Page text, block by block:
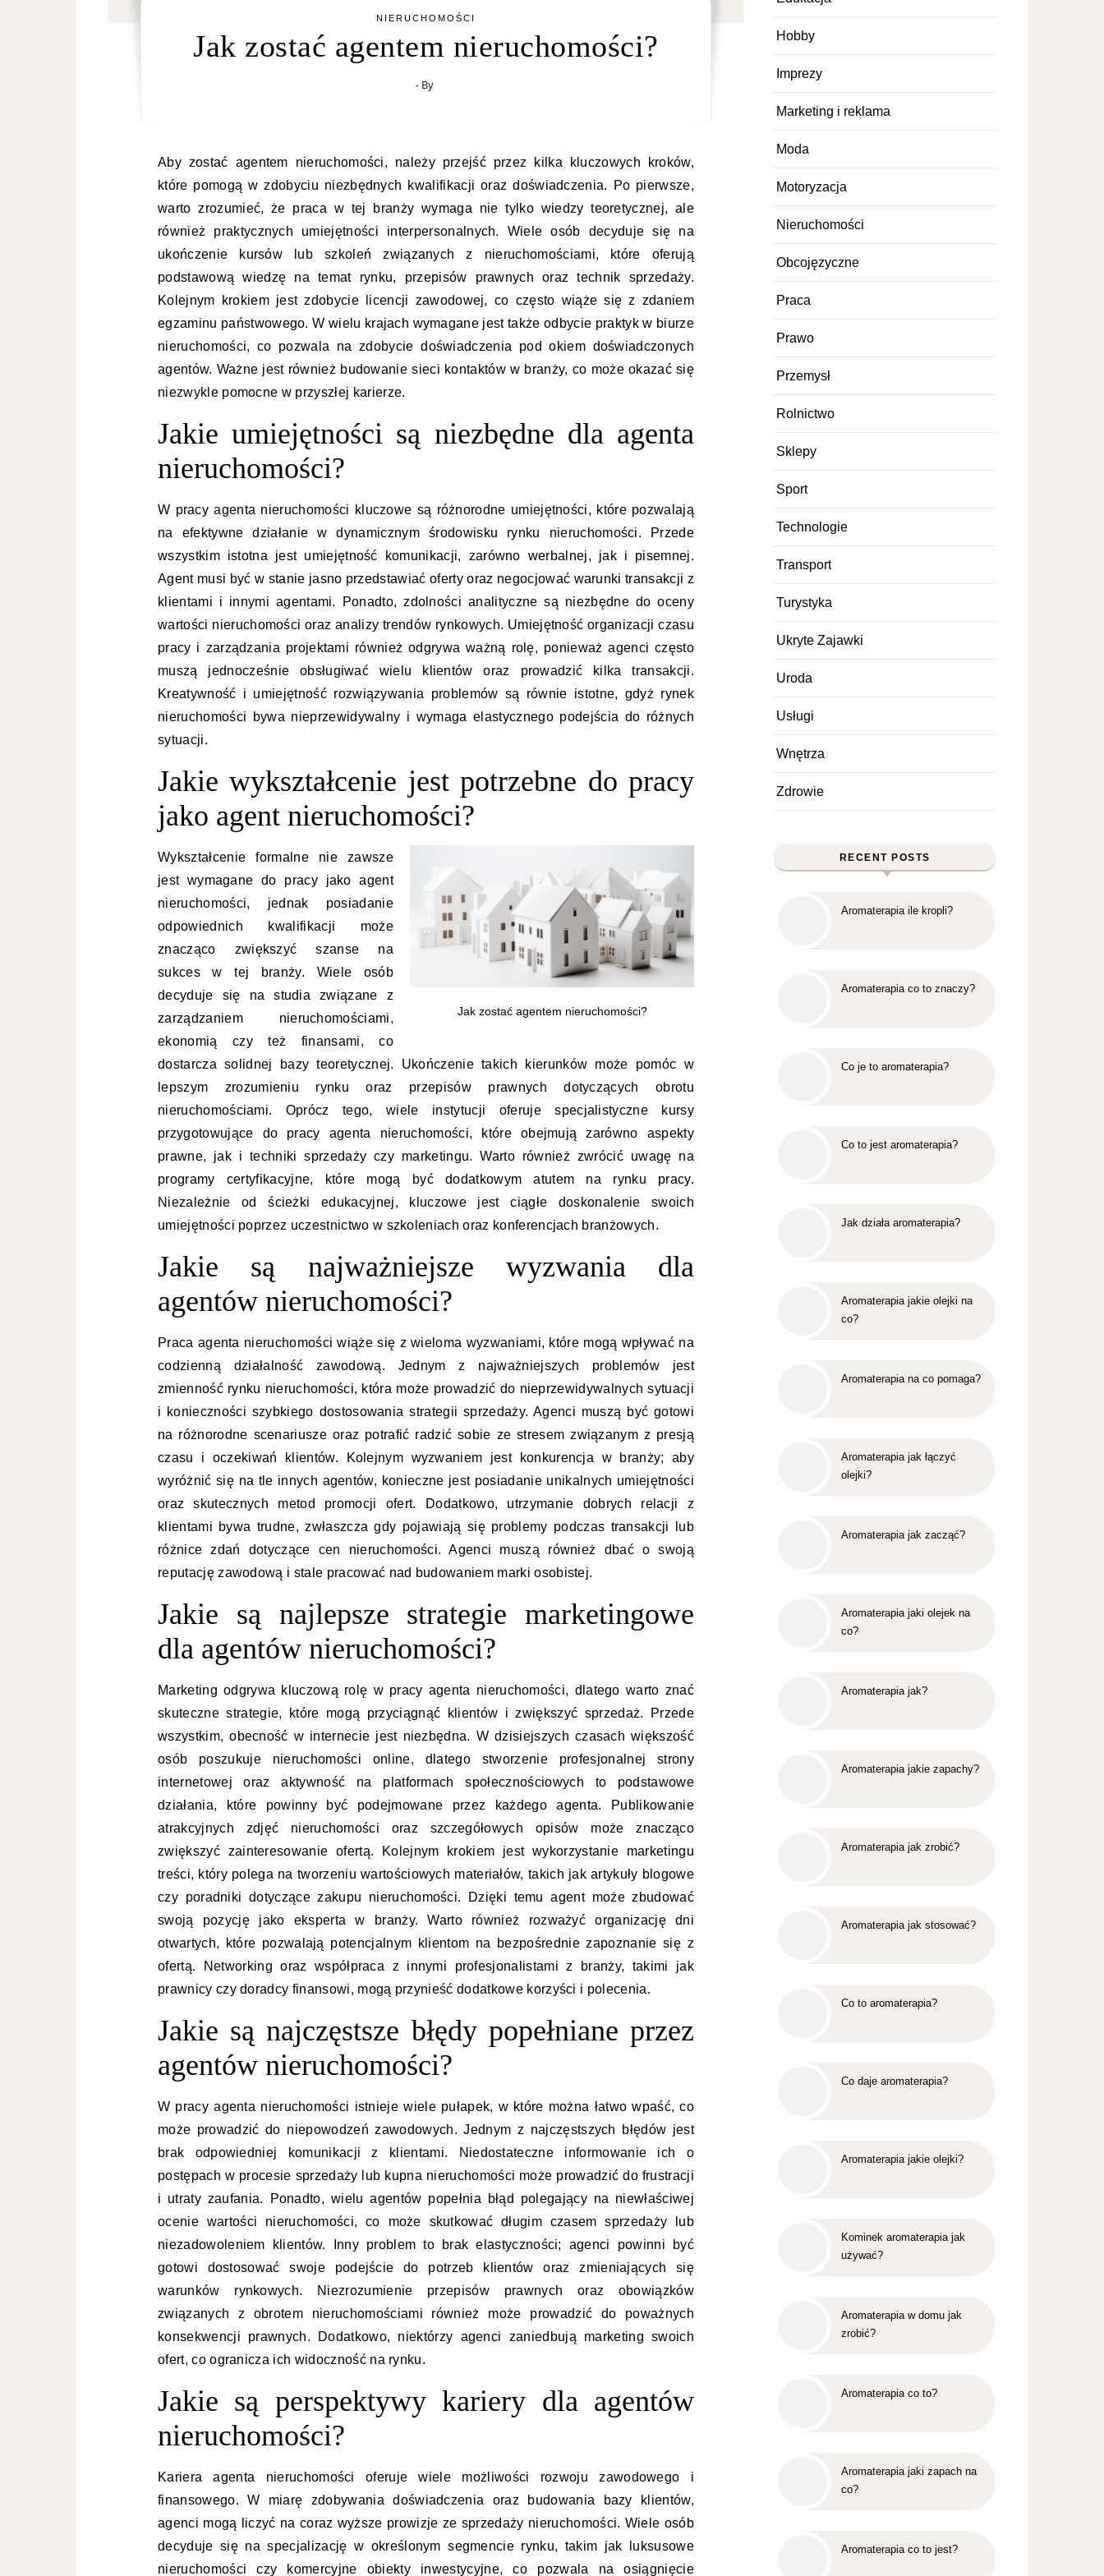
NIERUCHOMOŚCI
Jak zostać agentem nieruchomości?
- By
Aby zostać agentem nieruchomości, należy przejść przez kilka kluczowych kroków,
które pomogą w zdobyciu niezbędnych kwalifikacji oraz doświadczenia. Po pierwsze,
warto zrozumieć, że praca w tej branży wymaga nie tylko wiedzy teoretycznej, ale
również praktycznych umiejętności interpersonalnych. Wiele osób decyduje się na
ukończenie kursów lub szkoleń związanych z nieruchomościami, które oferują
podstawową wiedzę na temat rynku, przepisów prawnych oraz technik sprzedaży.
Kolejnym krokiem jest zdobycie licencji zawodowej, co często wiąże się z zdaniem
egzaminu państwowego. W wielu krajach wymagane jest także odbycie praktyk w biurze
nieruchomości, co pozwala na zdobycie doświadczenia pod okiem doświadczonych
agentów. Ważne jest również budowanie sieci kontaktów w branży, co może okazać się
niezwykle pomocne w przyszłej karierze.
Jakie umiejętności są niezbędne dla agenta
nieruchomości?
W pracy agenta nieruchomości kluczowe są różnorodne umiejętności, które pozwalają
na efektywne działanie w dynamicznym środowisku rynku nieruchomości. Przede
wszystkim istotna jest umiejętność komunikacji, zarówno werbalnej, jak i pisemnej.
Agent musi być w stanie jasno przedstawiać oferty oraz negocjować warunki transakcji z
klientami i innymi agentami. Ponadto, zdolności analityczne są niezbędne do oceny
wartości nieruchomości oraz analizy trendów rynkowych. Umiejętność organizacji czasu
pracy i zarządzania projektami również odgrywa ważną rolę, ponieważ agenci często
muszą jednocześnie obsługiwać wielu klientów oraz prowadzić kilka transakcji.
Kreatywność i umiejętność rozwiązywania problemów są równie istotne, gdyż rynek
nieruchomości bywa nieprzewidywalny i wymaga elastycznego podejścia do różnych
sytuacji.
Jakie wykształcenie jest potrzebne do pracy
jako agent nieruchomości?
Jak zostać agentem nieruchomości?
Wykształcenie formalne nie zawsze
jest wymagane do pracy jako agent
nieruchomości, jednak posiadanie
odpowiednich kwalifikacji może
znacząco zwiększyć szanse na
sukces w tej branży. Wiele osób
decyduje się na studia związane z
zarządzaniem nieruchomościami,
ekonomią czy też finansami, co
dostarcza solidnej bazy teoretycznej. Ukończenie takich kierunków może pomóc w
lepszym zrozumieniu rynku oraz przepisów prawnych dotyczących obrotu
nieruchomościami. Oprócz tego, wiele instytucji oferuje specjalistyczne kursy
przygotowujące do pracy agenta nieruchomości, które obejmują zarówno aspekty
prawne, jak i techniki sprzedaży czy marketingu. Warto również zwrócić uwagę na
programy certyfikacyjne, które mogą być dodatkowym atutem na rynku pracy.
Niezależnie od ścieżki edukacyjnej, kluczowe jest ciągłe doskonalenie swoich
umiejętności poprzez uczestnictwo w szkoleniach oraz konferencjach branżowych.
Jakie są najważniejsze wyzwania dla
agentów nieruchomości?
Praca agenta nieruchomości wiąże się z wieloma wyzwaniami, które mogą wpływać na
codzienną działalność zawodową. Jednym z najważniejszych problemów jest
zmienność rynku nieruchomości, która może prowadzić do nieprzewidywalnych sytuacji
i konieczności szybkiego dostosowania strategii sprzedaży. Agenci muszą być gotowi
na różnorodne scenariusze oraz potrafić radzić sobie ze stresem związanym z presją
czasu i oczekiwań klientów. Kolejnym wyzwaniem jest konkurencja w branży; aby
wyróżnić się na tle innych agentów, konieczne jest posiadanie unikalnych umiejętności
oraz skutecznych metod promocji ofert. Dodatkowo, utrzymanie dobrych relacji z
klientami bywa trudne, zwłaszcza gdy pojawiają się problemy podczas transakcji lub
różnice zdań dotyczące cen nieruchomości. Agenci muszą również dbać o swoją
reputację zawodową i stale pracować nad budowaniem marki osobistej.
Jakie są najlepsze strategie marketingowe
dla agentów nieruchomości?
Marketing odgrywa kluczową rolę w pracy agenta nieruchomości, dlatego warto znać
skuteczne strategie, które mogą przyciągnąć klientów i zwiększyć sprzedaż. Przede
wszystkim, obecność w internecie jest niezbędna. W dzisiejszych czasach większość
osób poszukuje nieruchomości online, dlatego stworzenie profesjonalnej strony
internetowej oraz aktywność na platformach społecznościowych to podstawowe
działania, które powinny być podejmowane przez każdego agenta. Publikowanie
atrakcyjnych zdjęć nieruchomości oraz szczegółowych opisów może znacząco
zwiększyć zainteresowanie ofertą. Kolejnym krokiem jest wykorzystanie marketingu
treści, który polega na tworzeniu wartościowych materiałów, takich jak artykuły blogowe
czy poradniki dotyczące zakupu nieruchomości. Dzięki temu agent może zbudować
swoją pozycję jako eksperta w branży. Warto również rozważyć organizację dni
otwartych, które pozwalają potencjalnym klientom na bezpośrednie zapoznanie się z
ofertą. Networking oraz współpraca z innymi profesjonalistami z branży, takimi jak
prawnicy czy doradcy finansowi, mogą przynieść dodatkowe korzyści i polecenia.
Jakie są najczęstsze błędy popełniane przez
agentów nieruchomości?
W pracy agenta nieruchomości istnieje wiele pułapek, w które można łatwo wpaść, co
może prowadzić do niepowodzeń zawodowych. Jednym z najczęstszych błędów jest
brak odpowiedniej komunikacji z klientami. Niedostateczne informowanie ich o
postępach w procesie sprzedaży lub kupna nieruchomości może prowadzić do frustracji
i utraty zaufania. Ponadto, wielu agentów popełnia błąd polegający na niewłaściwej
ocenie wartości nieruchomości, co może skutkować długim czasem sprzedaży lub
niezadowoleniem klientów. Inny problem to brak elastyczności; agenci powinni być
gotowi dostosować swoje podejście do potrzeb klientów oraz zmieniających się
warunków rynkowych. Niezrozumienie przepisów prawnych oraz obowiązków
związanych z obrotem nieruchomościami również może prowadzić do poważnych
konsekwencji prawnych. Dodatkowo, niektórzy agenci zaniedbują marketing swoich
ofert, co ogranicza ich widoczność na rynku.
Jakie są perspektywy kariery dla agentów
nieruchomości?
Kariera agenta nieruchomości oferuje wiele możliwości rozwoju zawodowego i
finansowego. W miarę zdobywania doświadczenia oraz budowania bazy klientów,
agenci mogą liczyć na coraz wyższe prowizje ze sprzedaży nieruchomości. Wiele osób
decyduje się na specjalizację w określonym segmencie rynku, takim jak luksusowe
nieruchomości czy komercyjne obiekty inwestycyjne, co pozwala na osiągnięcie
Hobby
Imprezy
Marketing i reklama
Moda
Motoryzacja
Nieruchomości
Obcojęzyczne
Praca
Prawo
Przemysł
Rolnictwo
Sklepy
Sport
Technologie
Transport
Turystyka
Ukryte Zajawki
Uroda
Usługi
Wnętrza
Zdrowie
RECENT POSTS
Aromaterapia ile kropli?
Aromaterapia co to znaczy?
Co je to aromaterapia?
Co to jest aromaterapia?
Jak działa aromaterapia?
Aromaterapia jakie olejki na
co?
Aromaterapia na co pomaga?
Aromaterapia jak łączyć
olejki?
Aromaterapia jak zacząć?
Aromaterapia jaki olejek na
co?
Aromaterapia jak?
Aromaterapia jakie zapachy?
Aromaterapia jak zrobić?
Aromaterapia jak stosować?
Co to aromaterapia?
Co daje aromaterapia?
Aromaterapia jakie olejki?
Kominek aromaterapia jak
używać?
Aromaterapia w domu jak
zrobić?
Aromaterapia co to?
Aromaterapia jaki zapach na
co?
Aromaterapia co to jest?